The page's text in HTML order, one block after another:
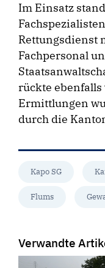
Im Einsatz
Rettungsdienst
Fachpersonal
rückte ebenfalls
Ermittlungen
durch die
Kapo SG
Flums
Verwandte